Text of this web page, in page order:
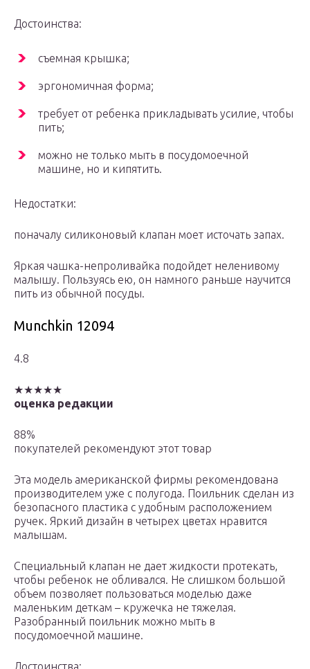
Достоинства:
съемная крышка;
эргономичная форма;
требует от ребенка прикладывать усилие, чтобы
пить;
можно не только мыть в посудомоечной
машине, но и кипятить.
Недостатки:
поначалу силиконовый клапан моет источать запах.
Яркая чашка-непроливайка подойдет неленивому
малышу. Пользуясь ею, он намного раньше научится
пить из обычной посуды.
Munchkin 12094
4.8
★★★★★
оценка редакции
88%
покупателей рекомендуют этот товар
Эта модель американской фирмы рекомендована
производителем уже с полугода. Поильник сделан из
безопасного пластика с удобным расположением
ручек. Яркий дизайн в четырех цветах нравится
малышам.
Специальный клапан не дает жидкости протекать,
чтобы ребенок не обливался. Не слишком большой
объем позволяет пользоваться моделью даже
маленьким деткам – кружечка не тяжелая.
Разобранный поильник можно мыть в
посудомоечной машине.
Достоинства: